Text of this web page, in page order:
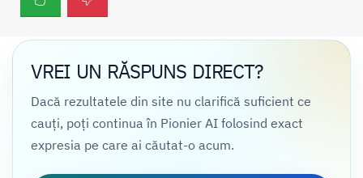
VREI UN RĂSPUNS DIRECT?
Dacă rezultatele din site nu clarifică suficient ce
cauți, poți continua în Pionier AI folosind exact
expresia pe care ai căutat-o acum.